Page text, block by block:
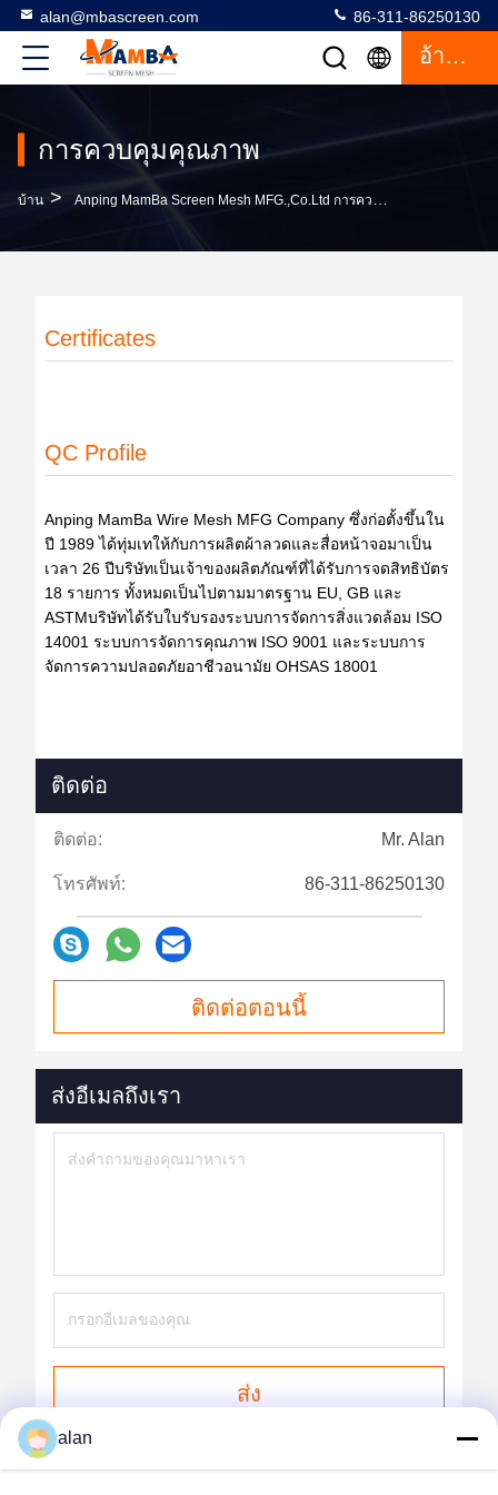
alan@mbascreen.com 86-311-86250130
อ้างอิง
การควบคุมคุณภาพ
บ้าน > Anping MamBa Screen Mesh MFG.,Co.Ltd การควบคุมคุณภาพ
Certificates
QC Profile
Anping MamBa Wire Mesh MFG Company ซึ่งก่อตั้งขึ้นใน
ปี 1989 ได้ทุ่มเทให้กับการผลิตผ้าลวดและสื่อหน้าจอมาเป็น
เวลา 26 ปีบริษัทเป็นเจ้าของผลิตภัณฑ์ที่ได้รับการจดสิทธิบัตร
18 รายการ ทั้งหมดเป็นไปตามมาตรฐาน EU, GB และ
ASTMบริษัทได้รับใบรับรองระบบการจัดการสิ่งแวดล้อม ISO
14001 ระบบการจัดการคุณภาพ ISO 9001 และระบบการ
จัดการความปลอดภัยอาชีวอนามัย OHSAS 18001​
ติดต่อ
ติดต่อ: Mr. Alan
โทรศัพท์: 86-311-86250130
ติดต่อตอนนี้
ส่งอีเมลถึงเรา
ส่ง
alan